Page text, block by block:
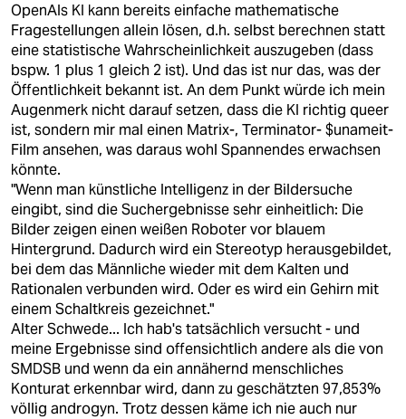
OpenAIs KI kann bereits einfache mathematische
Fragestellungen allein lösen, d.h. selbst berechnen statt
eine statistische Wahrscheinlichkeit auszugeben (dass
bspw. 1 plus 1 gleich 2 ist). Und das ist nur das, was der
Öffentlichkeit bekannt ist. An dem Punkt würde ich mein
Augenmerk nicht darauf setzen, dass die KI richtig queer
ist, sondern mir mal einen Matrix-, Terminator- $unameit-
Film ansehen, was daraus wohl Spannendes erwachsen
könnte.
"Wenn man künstliche Intelligenz in der Bildersuche
eingibt, sind die Suchergebnisse sehr einheitlich: Die
Bilder zeigen einen weißen Roboter vor blauem
Hintergrund. Dadurch wird ein Stereotyp herausgebildet,
bei dem das Männliche wieder mit dem Kalten und
Rationalen verbunden wird. Oder es wird ein Gehirn mit
einem Schaltkreis gezeichnet."
Alter Schwede... Ich hab's tatsächlich versucht - und
meine Ergebnisse sind offensichtlich andere als die von
SMDSB und wenn da ein annähernd menschliches
Konturat erkennbar wird, dann zu geschätzten 97,853%
völlig androgyn. Trotz dessen käme ich nie auch nur